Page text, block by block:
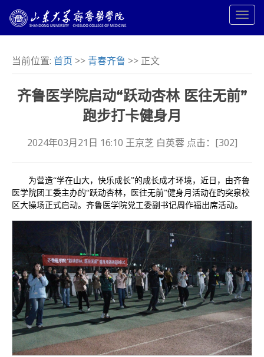
当前位置: 首页 >> 青春齐鲁 >> 正文
齐鲁医学院启动“跃动杏林 医往无前”
跑步打卡健身月
2024年03月21日 16:10 王京芝 白英蓉 点击：[302]
为营造“学在山大，快乐成长”的成长成才环境，近日，由齐鲁
医学院团工委主办的“跃动杏林，医往无前”健身月活动在趵突泉校
区大操场正式启动。齐鲁医学院党工委副书记周作福出席活动。